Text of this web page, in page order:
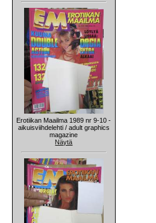
Erotiikan Maailma 1989 nr 9-10 -
aikuisviihdelehti / adult graphics
magazine
Näytä